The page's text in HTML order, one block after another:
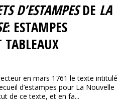
D’ESTAMPESDE LA
: ESTAMPES
TABLEAUX
en mars 1761 le texte intitulé
d’estampes pour La Nouvelle
de ce texte, et en fa...